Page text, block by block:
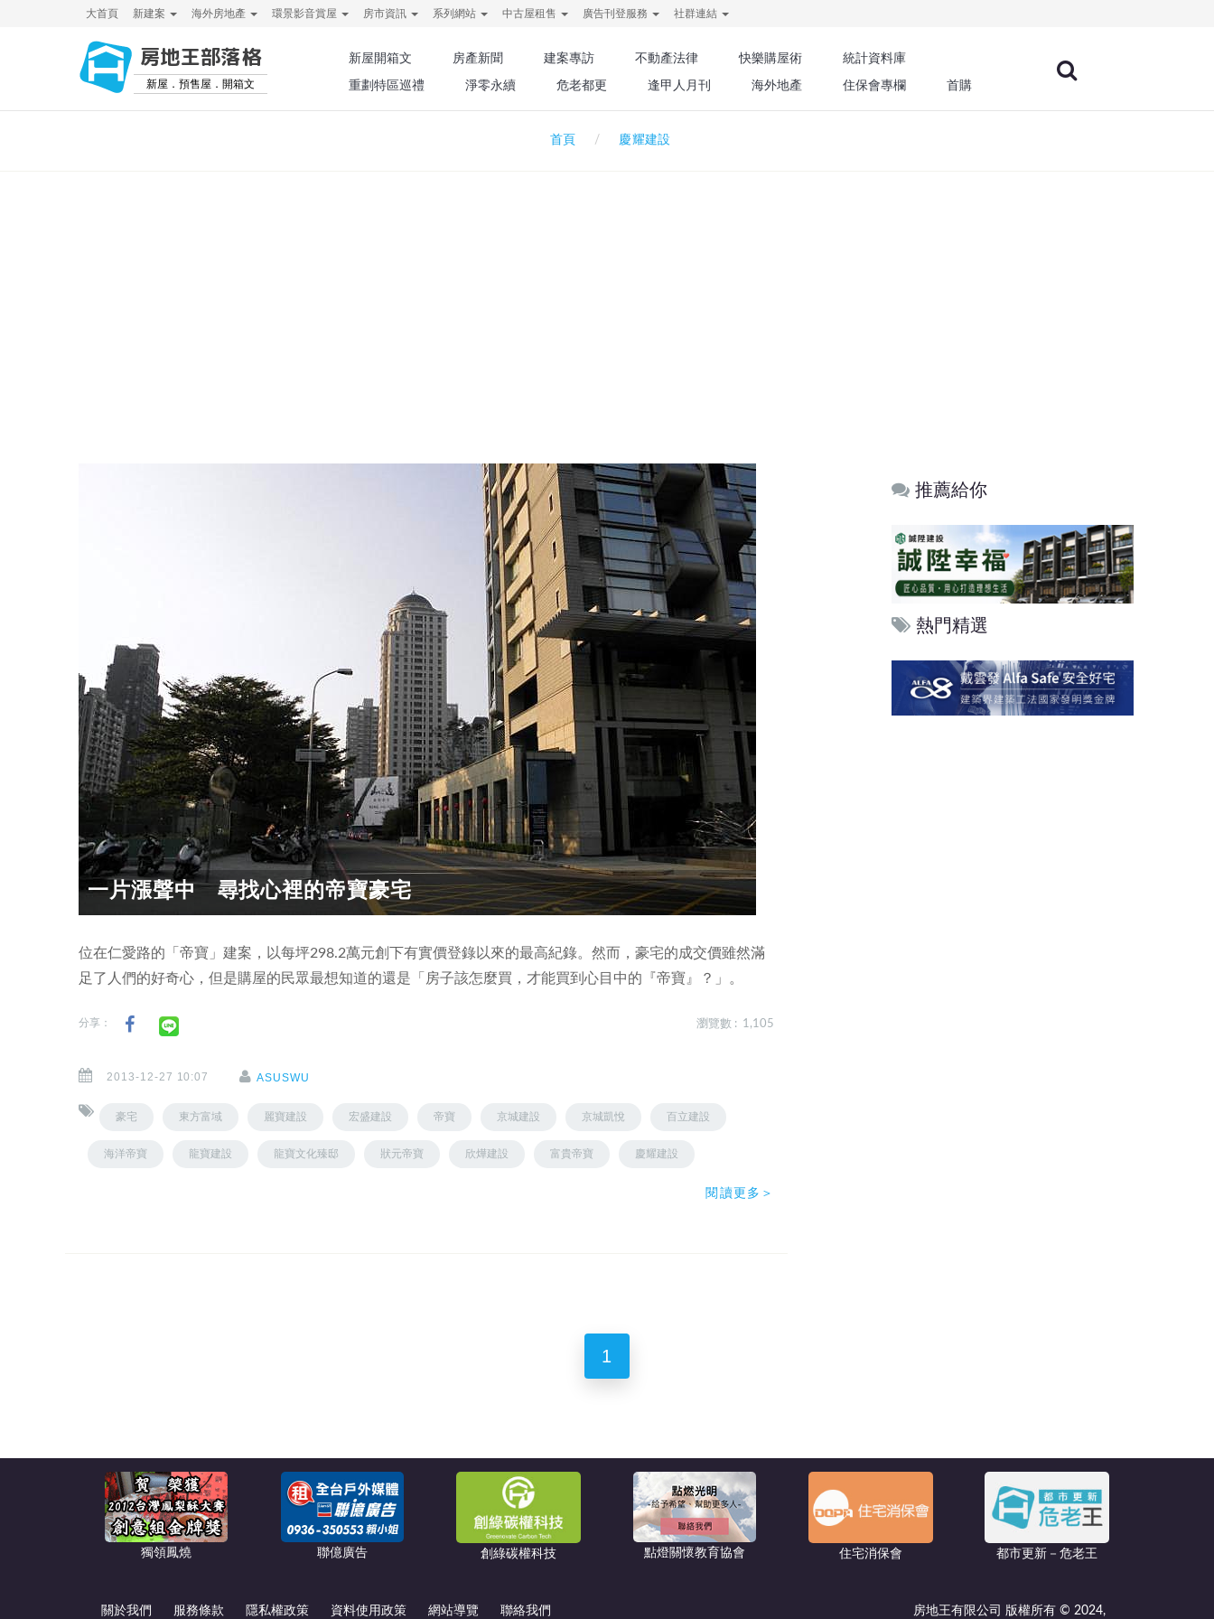
大首頁 新建案 海外房地產 環景影音賞屋 房市資訊 系列網站 中古屋租售 廣告刊登服務 社群連結
房地王部落格
新屋．預售屋．開箱文
新屋開箱文 房產新聞 建案專訪 不動產法律 快樂購屋術
統計資料庫
重劃特區巡禮
淨零永續 危老都更 逢甲人月刊 海外地產 住保會專欄 首購
首頁 慶耀建設
一片漲聲中 尋找心裡的帝寶豪宅
位在仁愛路的「帝寶」建案，以每坪298.2萬元創下有實價登錄以來的最高紀錄。然而，豪宅的成交價雖然滿
足了人們的好奇心，但是購屋的民眾最想知道的還是「房子該怎麼買，才能買到心目中的『帝寶』？」。
分享： 瀏覽數 : 1,105
2013-12-27 10:07 ASUSWU
豪宅 東方富域 麗寶建設 宏盛建設 帝寶 京城建設 京城凱悅 百立建設
海洋帝寶 龍寶建設 龍寶文化臻邸 狀元帝寶 欣燁建設 富貴帝寶 慶耀建設
閱讀更多＞
推薦給你
熱門精選
1
獨領鳳燒 聯億廣告 創綠碳權科技 點燈關懷教育協會 住宅消保會 都市更新－危老王
關於我們 服務條款 隱私權政策 資料使用政策 網站導覽 聯絡我們 房地王有限公司 版權所有 © 2024,